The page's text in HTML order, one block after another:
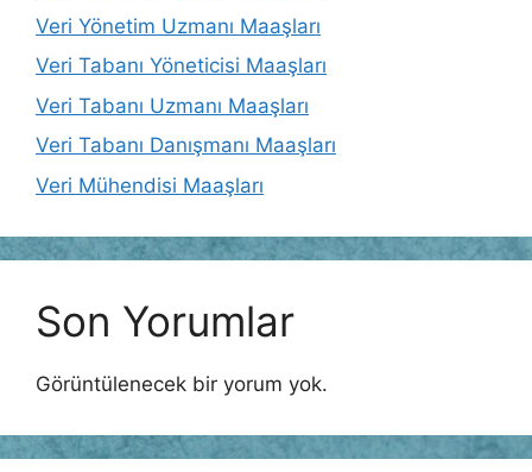
Veri Yönetim Uzmanı Maaşları
Veri Tabanı Yöneticisi Maaşları
Veri Tabanı Uzmanı Maaşları
Veri Tabanı Danışmanı Maaşları
Veri Mühendisi Maaşları
Son Yorumlar
Görüntülenecek bir yorum yok.